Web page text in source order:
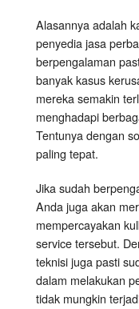
Alasannya adalah
penyedia jasa
berpengalaman
banyak kasus
mereka semakin
menghadapi
Tentunya dengan
paling tepat.
Jika sudah
Anda juga akan
mempercayakan
service tersebut.
teknisi juga pasti
dalam melakukan
tidak mungkin